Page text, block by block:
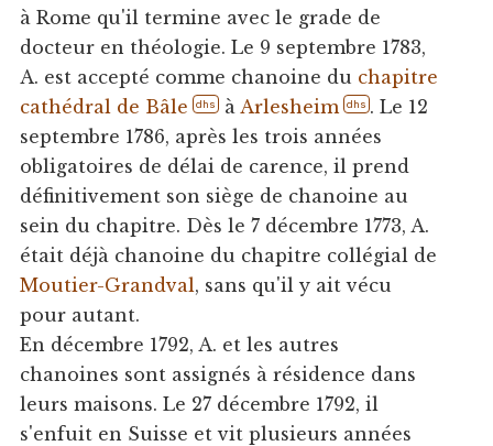
à Rome qu'il termine avec le grade de
docteur en théologie. Le 9 septembre 1783,
A. est accepté comme chanoine du chapitre
cathédral de Bâle
dhs à Arlesheim dhs . Le 12
septembre 1786, après les trois années
obligatoires de délai de carence, il prend
définitivement son siège de chanoine au
sein du chapitre. Dès le 7 décembre 1773, A.
était déjà chanoine du chapitre collégial de
Moutier-Grandval, sans qu'il y ait vécu
pour autant.
En décembre 1792, A. et les autres
chanoines sont assignés à résidence dans
leurs maisons. Le 27 décembre 1792, il
s'enfuit en Suisse et vit plusieurs années